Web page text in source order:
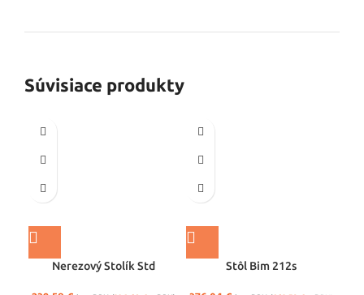
Súvisiace produkty
Nerezový Stolík Std Stôl Bim 212s